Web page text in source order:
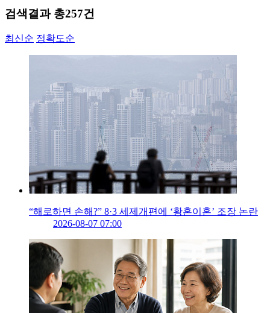
검색결과 총257건
최신순 정확도순
“해로하면 손해?” 8·3 세제개편에 ‘황혼이혼’ 조장 논란
2026-08-07 07:00